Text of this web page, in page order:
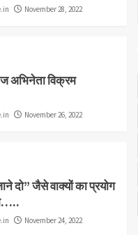
November 28, 2022
अभिनेता विक्रम
November 26, 2022
दो” जैसे वाक्यों का प्रयोग
November 24, 2022